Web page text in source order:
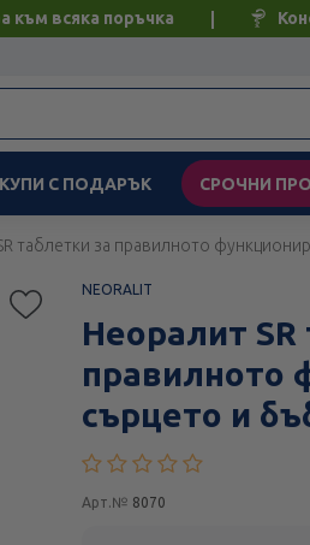
към всяка поръчка
КУПИ С ПОДАРЪК СРОЧНИ
таблетки за правилното
NEORALIT
Неоралит SR
правилното
сърцето и
Арт.№ 8070